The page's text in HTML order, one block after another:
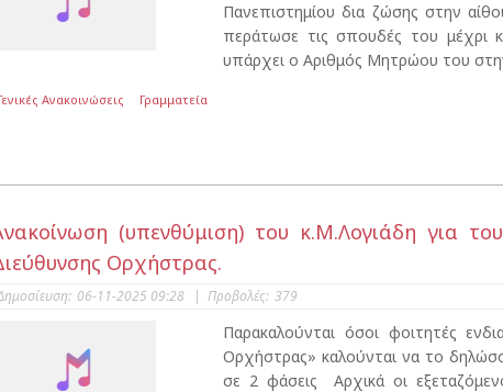
Πανεπιστημίου δια ζώσης στην
περάτωσε τις σπουδές του μέχρι
υπάρχει ο Αριθμός Μητρώου του
Ανακοινώσεις Γραμματεία
(υπενθύμιση) του κ.Μ.Λογιάδη για
Ορχήστρας.
06-11-2025 09:28 | Προβολές: 379
Παρακαλούνται όσοι φοιτητές
Ορχήστρας» καλούνται να το
σε 2 φάσεις Αρχικά οι